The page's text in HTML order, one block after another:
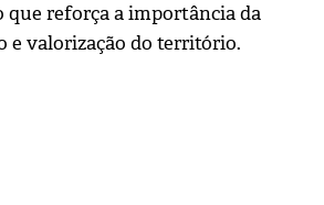
reforça a importância da
e valorização do território.